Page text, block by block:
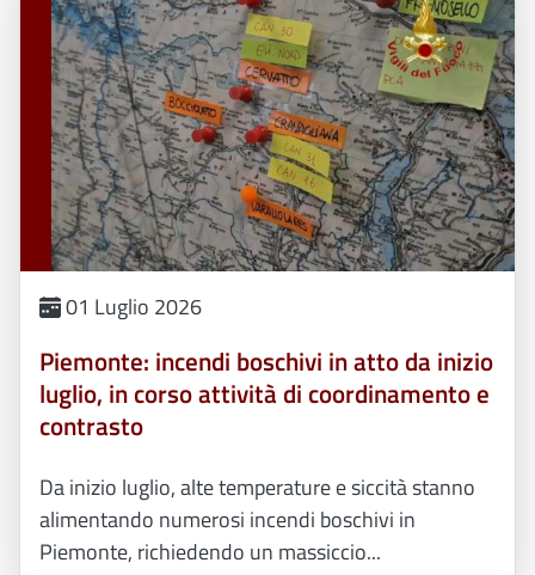
01 Luglio 2026
Piemonte: incendi boschivi in atto da inizio
luglio, in corso attività di coordinamento e
contrasto
Da inizio luglio, alte temperature e siccità stanno
alimentando numerosi incendi boschivi in
Piemonte, richiedendo un massiccio...